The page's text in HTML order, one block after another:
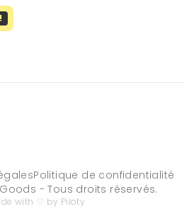
Politique de confidentialité
- Tous droits réservés.
with ♡ by Piloty